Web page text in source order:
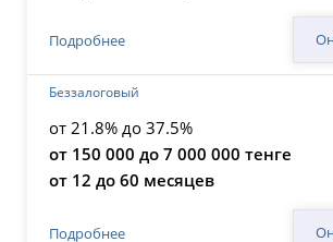
Подробнее
Беззалоговый
от 21.8% до 37.5%
от 150 000 до 7 000 000 тенге
от 12 до 60 месяцев
Подробнее